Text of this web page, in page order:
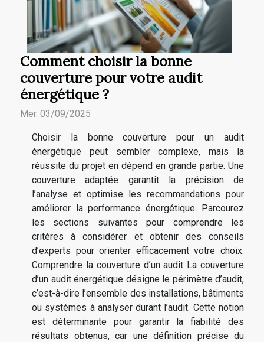
Comment choisir la bonne
couverture pour votre audit
énergétique ?
Mer. 03/09/2025
Choisir la bonne couverture pour un audit
énergétique peut sembler complexe, mais la
réussite du projet en dépend en grande partie. Une
couverture adaptée garantit la précision de
l’analyse et optimise les recommandations pour
améliorer la performance énergétique. Parcourez
les sections suivantes pour comprendre les
critères à considérer et obtenir des conseils
d’experts pour orienter efficacement votre choix.
Comprendre la couverture d’un audit La couverture
d’un audit énergétique désigne le périmètre d’audit,
c’est-à-dire l’ensemble des installations, bâtiments
ou systèmes à analyser durant l’audit. Cette notion
est déterminante pour garantir la fiabilité des
résultats obtenus, car une définition précise du